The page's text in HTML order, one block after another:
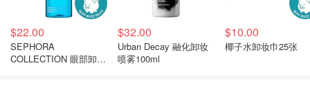
$22.00
SEPHORA
COLLECTION 眼部卸妆
$32.00
Urban Decay 融化卸妆
喷雾100ml
$10.00
椰子水卸妆巾25张